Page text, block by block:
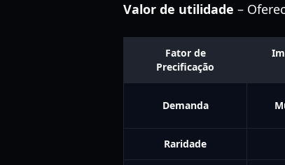
Valor de utilidade –
Fator de
Precificação
Demanda
Raridade